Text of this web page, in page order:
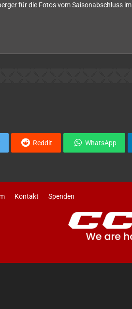
für die Fotos vom Saisonabschluss
Reddit WhatsApp
Kontakt Spenden